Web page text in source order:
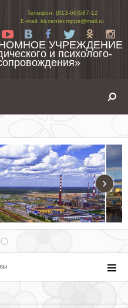
Телефон: (813-68)587-12
E-mail: kir.center.mpps@mail.ru
Yt
Tw
УЧРЕЖДЕНИЕ
и психолого-
›